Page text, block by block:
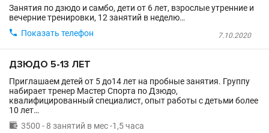
Занятия по дзюдо и самбо, дети от 6 лет, взрослые утренние и
вечерние тренировки, 12 занятий в неделю…
7.10.2020
 Показать телефон
ДЗЮДО 5-13 ЛЕТ
Приглашаем детей от 5 до14 лет на пробные занятия. Группу
набирает тренер Мастер Спорта по Дзюдо,
квалифицированный специалист, опыт работы с детьми более
10 лет…
 3500 - 8 занятий в мес -1,5 часа